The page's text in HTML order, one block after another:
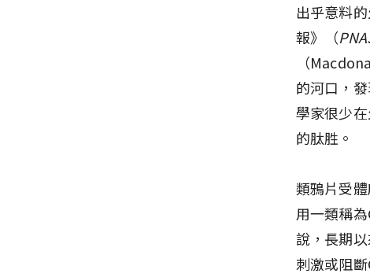
出乎意料
報》（
（
的河口，
學家很少
的肽胜。
類鴉片受
用一類稱
說，長期
刺激或阻